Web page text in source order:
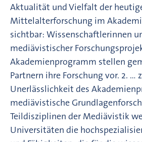
Aktualität und Vielfalt der
Mittelalterforschung im
sichtbar: Wissenschaftlerinnen
mediävistischer
Akademienprogramm stellen
Partnern ihre Forschung vor. 2. …
Unerlässlichkeit des
mediävistische
Teildisziplinen der Mediävistik
Universitäten die